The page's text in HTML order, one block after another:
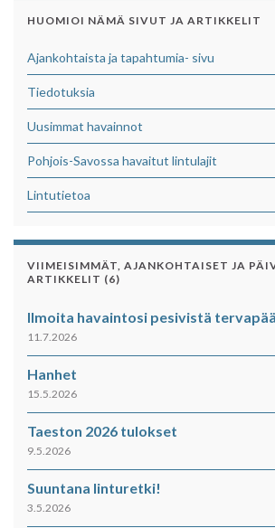
HUOMIOI NÄMÄ SIVUT JA ARTIKKELIT
Ajankohtaista ja tapahtumia- sivu
Tiedotuksia
Uusimmat havainnot
Pohjois-Savossa havaitut lintulajit
Lintutietoa
VIIMEISIMMÄT, AJANKOHTAISET JA
ARTIKKELIT (6)
Ilmoita havaintosi pesivistä
11.7.2026
Hanhet
15.5.2026
Taeston 2026 tulokset
9.5.2026
Suuntana linturetki!
3.5.2026